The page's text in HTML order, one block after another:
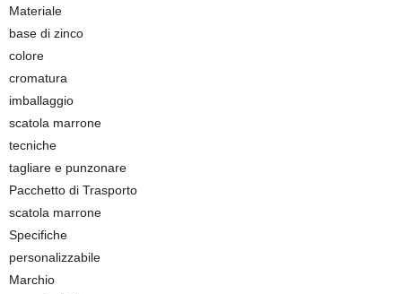
Materiale
base di zinco
colore
cromatura
imballaggio
scatola marrone
tecniche
tagliare e punzonare
Pacchetto di Trasporto
scatola marrone
Specifiche
personalizzabile
Marchio